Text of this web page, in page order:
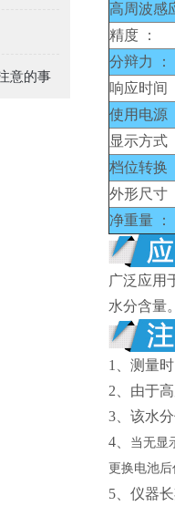
意的事
高周波感
精度 ：
分辩力 ：
响应时间
使用电源
显示方式
档位转换
外形尺寸
净重量 ：
广泛应用
水分含量
1、 测量
2、 由于
3、 该水
4、
当无显
更换电池
5、仪器